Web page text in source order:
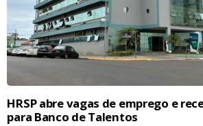
HRSP abre vagas de emprego e
para Banco de Talentos